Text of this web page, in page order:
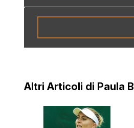
Altri Articoli di Paula